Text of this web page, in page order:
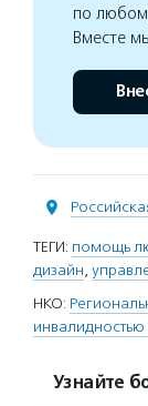
по
Вместе
ТЕГИ: помощь
дизайн,
НКО:
инвалидностью
Узнайте